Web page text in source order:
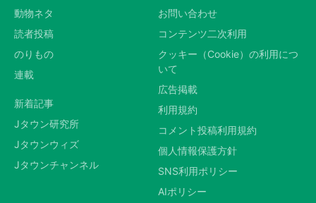
動物ネタ
読者投稿
のりもの
連載
新着記事
Jタウン研究所
Jタウンウィズ
Jタウンチャンネル
お問い合わせ
コンテンツ二次利用
クッキー（Cookie）の利用につ
いて
広告掲載
利用規約
コメント投稿利用規約
個人情報保護方針
SNS利用ポリシー
AIポリシー